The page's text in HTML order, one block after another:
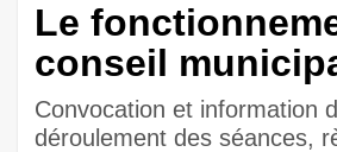
Le
conseil
Convocation et information
déroulement des séances,